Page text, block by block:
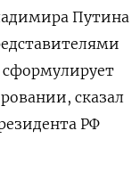
Путина
сказал
РФ